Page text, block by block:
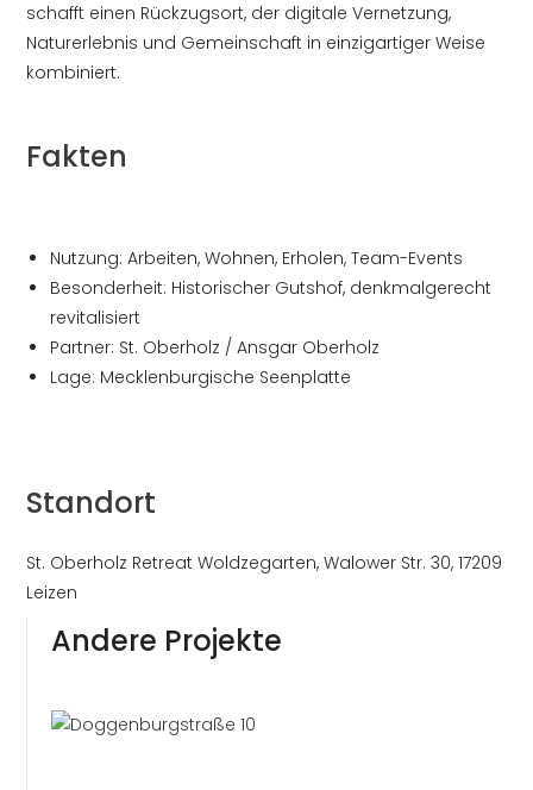
schafft einen Rückzugsort, der digitale Vernetzung,
Naturerlebnis und Gemeinschaft in einzigartiger Weise
kombiniert.
Fakten
Nutzung: Arbeiten, Wohnen, Erholen, Team-Events
Besonderheit: Historischer Gutshof, denkmalgerecht
revitalisiert
Partner: St. Oberholz / Ansgar Oberholz
Lage: Mecklenburgische Seenplatte
Standort
St. Oberholz Retreat Woldzegarten, Walower Str. 30, 17209
Leizen
Andere Projekte